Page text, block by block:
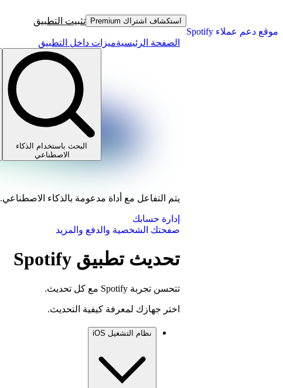
موقع دعم عملاء Spotify
استكشاف اشتراك Premium تثبيت التطبيق
الصفحة الرئيسيةميزات داخل التطبيق
البحث باستخدام الذكاء
الاصطناعي
يتم التفاعل مع أداة مدعومة بالذكاء الاصطناعي.
إدارة حسابك
صفحتك الشخصية والدفع والمزيد
تحديث تطبيق Spotify
تتحسن تجربة Spotify مع كل تحديث.
اختر جهازك لمعرفة كيفية التحديث.
نظام التشغيل iOS